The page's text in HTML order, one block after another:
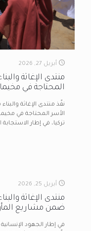
أبريل 27, 2026
منتدى الإغاثة
المحتاجة في
نفّذ منتدى الإغاثة
الأسر المحتاجة في
تركيا، في إطار
أبريل 25, 2026
منتدى الإغاثة
ضمن مشاريع
في إطار الجهود